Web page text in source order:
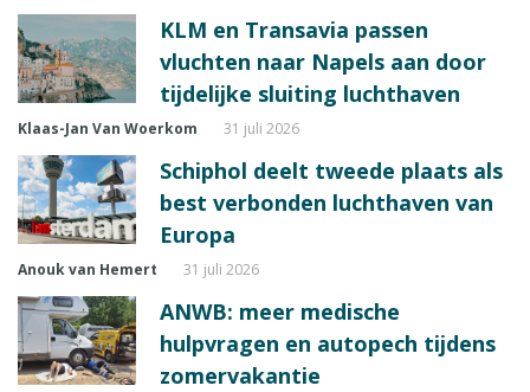
KLM en Transavia passen
vluchten naar Napels aan door
tijdelijke sluiting luchthaven
Klaas-Jan Van Woerkom 31 juli 2026
Schiphol deelt tweede plaats als
best verbonden luchthaven van
Europa
Anouk van Hemert 31 juli 2026
ANWB: meer medische
hulpvragen en autopech tijdens
zomervakantie